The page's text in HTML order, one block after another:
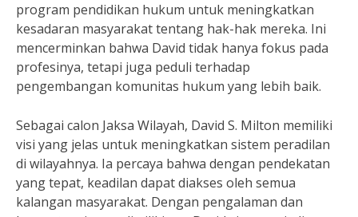
program pendidikan hukum untuk meningkatkan
kesadaran masyarakat tentang hak-hak mereka. Ini
mencerminkan bahwa David tidak hanya fokus pada
profesinya, tetapi juga peduli terhadap
pengembangan komunitas hukum yang lebih baik.
Sebagai calon Jaksa Wilayah, David S. Milton memiliki
visi yang jelas untuk meningkatkan sistem peradilan
di wilayahnya. Ia percaya bahwa dengan pendekatan
yang tepat, keadilan dapat diakses oleh semua
kalangan masyarakat. Dengan pengalaman dan